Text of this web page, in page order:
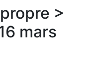
>
mars